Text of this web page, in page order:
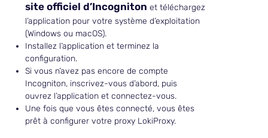
site officiel d’Incogniton et téléchargez
l’application pour votre système d’exploitation
(Windows ou macOS).
Installez l’application et terminez la
configuration.
Si vous n’avez pas encore de compte
Incogniton, inscrivez-vous d’abord, puis
ouvrez l’application et connectez-vous.
Une fois que vous êtes connecté, vous êtes
prêt à configurer votre proxy LokiProxy.